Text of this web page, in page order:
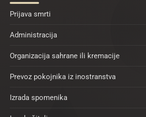
Prijava smrti
Administracija
Organizacija sahrane ili kremacije
Prevoz pokojnika iz inostranstva
Izrada spomenika